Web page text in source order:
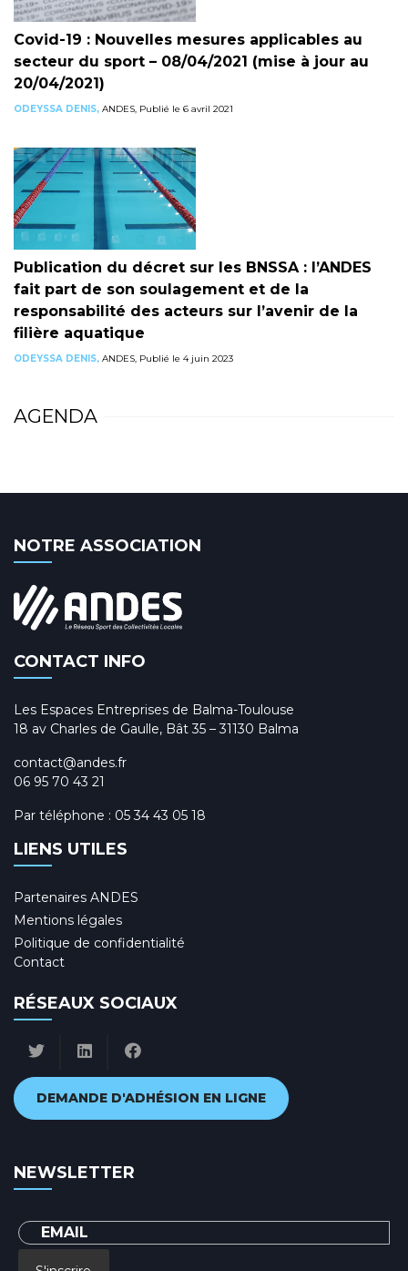
Covid-19 : Nouvelles mesures applicables au
secteur du sport – 08/04/2021 (mise à jour au
20/04/2021)
ODEYSSA DENIS, ANDES, Publié le 6 avril 2021
Publication du décret sur les BNSSA : l’ANDES
fait part de son soulagement et de la
responsabilité des acteurs sur l’avenir de la
filière aquatique
ODEYSSA DENIS, ANDES, Publié le 4 juin 2023
AGENDA
NOTRE ASSOCIATION
CONTACT INFO
Les Espaces Entreprises de Balma-Toulouse
18 av Charles de Gaulle, Bât 35 – 31130 Balma
contact@andes.fr
06 95 70 43 21
Par téléphone : 05 34 43 05 18
LIENS UTILES
Partenaires ANDES
Mentions légales
Politique de confidentialité
Contact
RÉSEAUX SOCIAUX
DEMANDE D'ADHÉSION EN LIGNE
NEWSLETTER